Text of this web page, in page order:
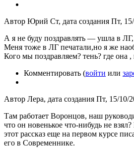
Автор Юрий Ст, дата создания Пт,
А я не буду поздравлять — ушла в ЛГ,
Меня тоже в ЛГ печатали,но я же
Кого мы поздравляем? тень? где она ,
Комментировать (войти или
Автор Лера, дата создания Пт, 15/
Там работает Воронцов, наш
что он новенькое что-нибудь не
этот рассказ еще на первом курсе
его в Современнике.